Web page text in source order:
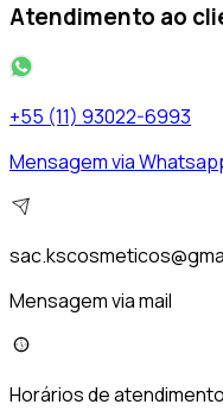
Atendimento ao
+55 (11) 93022-6993
Mensagem via
Mensagem via mail
Horários de atendimento